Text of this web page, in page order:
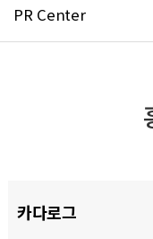
PR Center
카다로그